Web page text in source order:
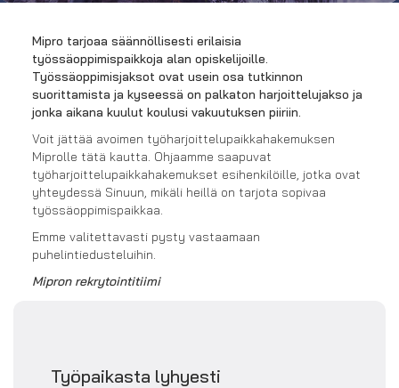
Mipro tarjoaa säännöllisesti erilaisia
työssäoppimispaikkoja alan opiskelijoille.
Työssäoppimisjaksot ovat usein osa tutkinnon
suorittamista ja kyseessä on palkaton harjoittelujakso ja
jonka aikana kuulut koulusi vakuutuksen piiriin.
Voit jättää avoimen työharjoittelupaikkahakemuksen
Miprolle tätä kautta. Ohjaamme saapuvat
työharjoittelupaikkahakemukset esihenkilöille, jotka ovat
yhteydessä Sinuun, mikäli heillä on tarjota sopivaa
työssäoppimispaikkaa.
Emme valitettavasti pysty vastaamaan
puhelintiedusteluihin.
Mipron rekrytointitiimi
Työpaikasta lyhyesti